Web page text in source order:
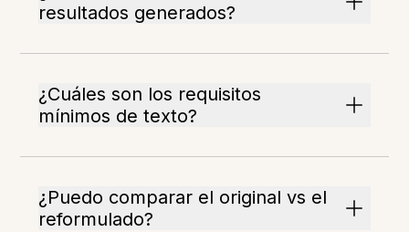
resultados generados?
¿Cuáles son los requisitos
mínimos de texto?
¿Puedo comparar el original vs el
reformulado?